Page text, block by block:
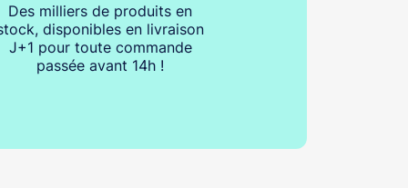
Des milliers de produits en
disponibles en livraison
J+1 pour toute commande
passée avant 14h !